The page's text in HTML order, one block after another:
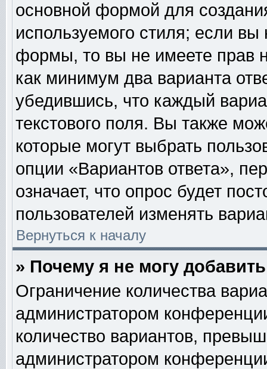
основной формой для
используемого стиля; если вы
формы, то вы не имеете прав
как минимум два варианта
убедившись, что каждый
текстового поля. Вы также
которые могут выбрать
опции «Вариантов ответа»,
означает, что опрос будет
пользователей изменять
Вернуться к началу
» Почему я не могу
Ограничение количества
администратором
количество вариантов,
администратором